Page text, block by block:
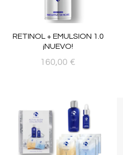
RETINOL + EMULSION 1.0
¡NUEVO!
160,00 €